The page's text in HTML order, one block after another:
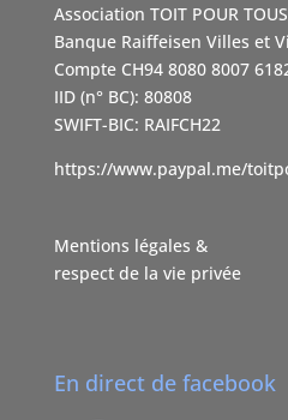
Association TOIT POUR TOUS
Banque Raiffeisen Villes et
Compte CH94 8080 8007
IID (n° BC): 80808
SWIFT-BIC: RAIFCH22
https://www.paypal.me/
Mentions légales &
respect de la vie privée
En direct de facebook